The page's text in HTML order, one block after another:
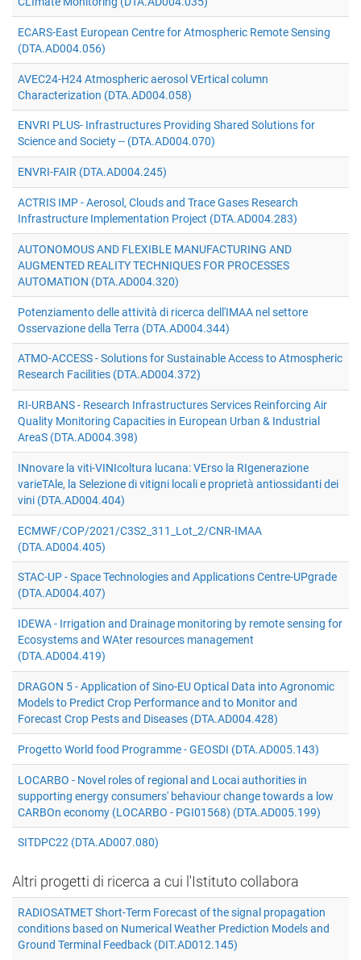
ECARS-East European Centre for Atmospheric Remote Sensing
(DTA.AD004.056)
AVEC24-H24 Atmospheric aerosol VErtical column
Characterization (DTA.AD004.058)
ENVRI PLUS- Infrastructures Providing Shared Solutions for
Science and Society -- (DTA.AD004.070)
ENVRI-FAIR (DTA.AD004.245)
ACTRIS IMP - Aerosol, Clouds and Trace Gases Research
Infrastructure Implementation Project (DTA.AD004.283)
AUTONOMOUS AND FLEXIBLE MANUFACTURING AND
AUGMENTED REALITY TECHNIQUES FOR PROCESSES
AUTOMATION (DTA.AD004.320)
Potenziamento delle attività di ricerca dell'IMAA nel settore
Osservazione della Terra (DTA.AD004.344)
ATMO-ACCESS - Solutions for Sustainable Access to Atmospheric
Research Facilities (DTA.AD004.372)
RI-URBANS - Research Infrastructures Services Reinforcing Air
Quality Monitoring Capacities in European Urban & Industrial
AreaS (DTA.AD004.398)
INnovare la viti-VINIcoltura lucana: VErso la RIgenerazione
varieTAle, la Selezione di vitigni locali e proprietà antiossidanti dei
vini (DTA.AD004.404)
ECMWF/COP/2021/C3S2_311_Lot_2/CNR-IMAA
(DTA.AD004.405)
STAC-UP - Space Technologies and Applications Centre-UPgrade
(DTA.AD004.407)
IDEWA - Irrigation and Drainage monitoring by remote sensing for
Ecosystems and WAter resources management
(DTA.AD004.419)
DRAGON 5 - Application of Sino-EU Optical Data into Agronomic
Models to Predict Crop Performance and to Monitor and
Forecast Crop Pests and Diseases (DTA.AD004.428)
Progetto World food Programme - GEOSDI (DTA.AD005.143)
LOCARBO - Novel roles of regional and Locai authorities in
supporting energy consumers' behaviour change towards a low
CARBOn economy (LOCARBO - PGI01568) (DTA.AD005.199)
SITDPC22 (DTA.AD007.080)
Altri progetti di ricerca a cui l'Istituto collabora
RADIOSATMET Short-Term Forecast of the signal propagation
conditions based on Numerical Weather Prediction Models and
Ground Terminal Feedback (DIT.AD012.145)